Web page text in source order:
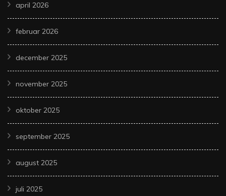
april 2026
februar 2026
december 2025
november 2025
oktober 2025
september 2025
august 2025
juli 2025